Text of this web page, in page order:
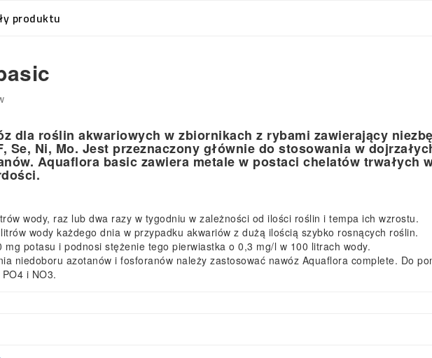
produktu
dla roślin akwariowych w zbiornikach z rybami zawierający
Se, Ni, Mo. Jest przeznaczony głównie do stosowania w
Aquaflora basic zawiera metale w postaci chelatów trwałych
wody, raz lub dwa razy w tygodniu w zależności od ilości roślin i tempa ich wzrostu.
wody każdego dnia w przypadku akwariów z dużą ilością szybko rosnących roślin.
potasu i podnosi stężenie tego pierwiastka o 0,3 mg/l w 100 litrach wody.
niedoboru azotanów i fosforanów należy zastosować nawóz Aquaflora complete. Do
i NO3.